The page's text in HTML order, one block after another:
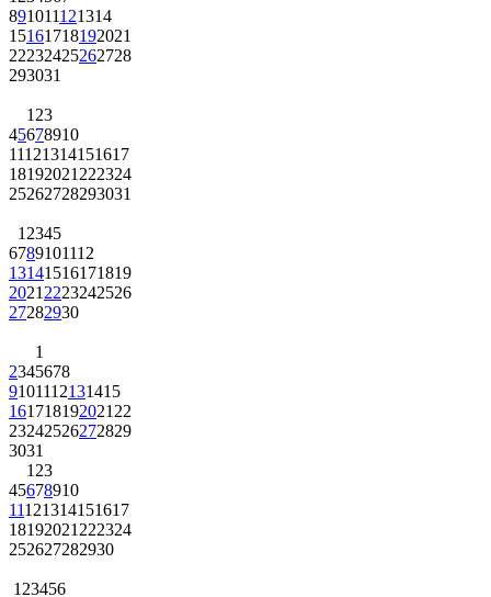
891011121314
15161718192021
22232425262728
293031
1 23
45678910
11121314151617
18192021 222324
25262728293031
1 2345
6789101112
13141516171819
2021 2223242526
27282930
1
2345678
9101112131415
161718192021 22
23242526272829
3031
1 23
45678910
11121314151617
18192021 222324
252627282930
1 23456